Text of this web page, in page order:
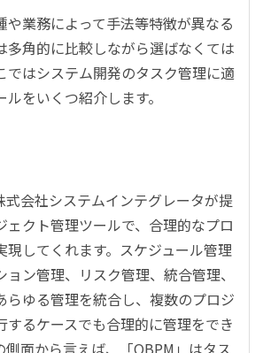
や業務によって手法等特徴が異なる
多角的に比較しながら選ばなくては
ではシステム開発のタスク管理に適
をいくつ紹介します。
式会社システムインテグレータが提
ェクト管理ツールで、合理的なプロ
現してくれます。スケジュール管理
ン管理、リスク管理、統合管理、
らゆる管理を統合し、複数のプロジ
するケースでも合理的に管理をでき
側面から言えば、「OBPM」はタス